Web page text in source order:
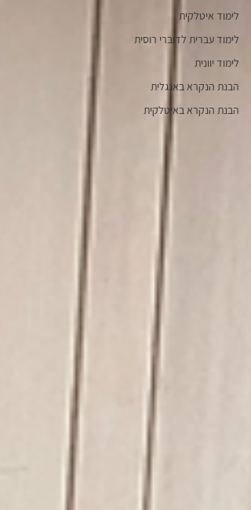
לימוד איטלקית
לימוד עברית לדוברי רוסית
לימוד יוונית
הבנת הנקרא באנגלית
הבנת הנקרא באיטלקית